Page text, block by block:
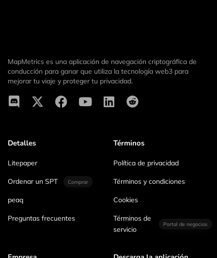
MapMetrics es una aplicación de navegación criptográfica de
conducción para ganar que utiliza la tecnología web3 para
mejorar tu viaje y proteger tu privacidad.
Detalles
Litepaper
Ordenar un SPT Comprar
peaq
Preguntas frecuentes
Términos
Política de privacidad
Términos y condiciones
Cookies
Términos de
servicio
Portal de negocios